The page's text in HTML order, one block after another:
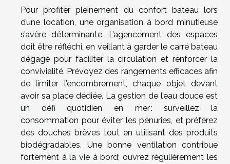
Pour profiter pleinement du confort bateau lors
d’une location, une organisation à bord minutieuse
s’avère déterminante. L’agencement des espaces
doit être réfléchi, en veillant à garder le carré bateau
dégagé pour faciliter la circulation et renforcer la
convivialité. Prévoyez des rangements efficaces afin
de limiter l’encombrement, chaque objet devant
avoir sa place dédiée. La gestion de l’eau douce est
un défi quotidien en mer : surveillez la
consommation pour éviter les pénuries, et préférez
des douches brèves tout en utilisant des produits
biodégradables. Une bonne ventilation contribue
fortement à la vie à bord; ouvrez régulièrement les